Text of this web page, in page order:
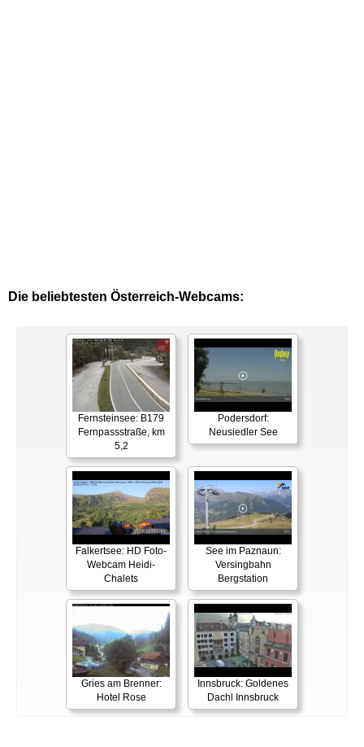
Die beliebtesten Österreich-Webcams:
Fernsteinsee: B179
Fernpassstraße, km
5,2
Podersdorf:
Neusiedler See
Falkertsee: HD Foto-
Webcam Heidi-
Chalets
See im Paznaun:
Versingbahn
Bergstation
Gries am Brenner:
Hotel Rose
Innsbruck: Goldenes
Dachl Innsbruck